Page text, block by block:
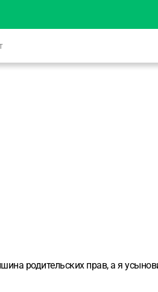
родительских прав, а я